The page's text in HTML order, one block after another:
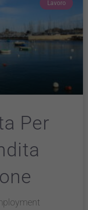
Lavoro
Per